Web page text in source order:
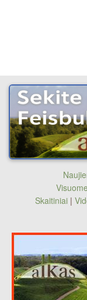
Skaitiniai |